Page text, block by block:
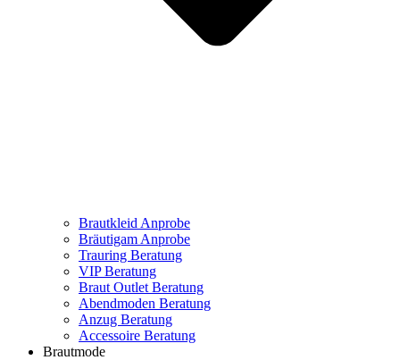
Brautkleid Anprobe
Bräutigam Anprobe
Trauring Beratung
VIP Beratung
Braut Outlet Beratung
Abendmoden Beratung
Anzug Beratung
Accessoire Beratung
Brautmode